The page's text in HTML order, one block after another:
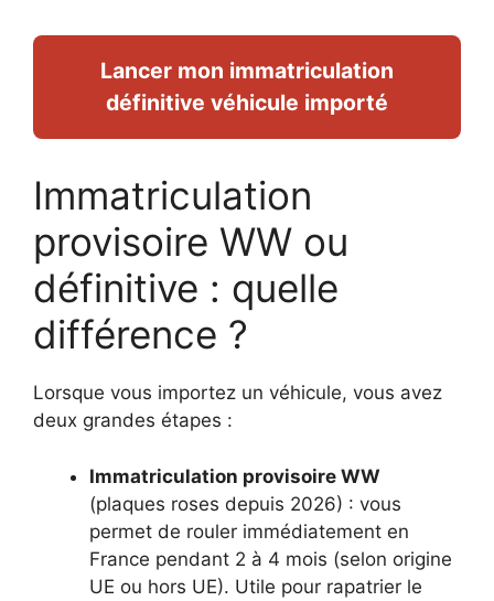
Lancer mon immatriculation
définitive véhicule importé
Immatriculation
provisoire WW ou
définitive : quelle
différence ?
Lorsque vous importez un véhicule, vous avez
deux grandes étapes :
Immatriculation provisoire WW
(plaques roses depuis 2026) : vous
permet de rouler immédiatement en
France pendant 2 à 4 mois (selon origine
UE ou hors UE). Utile pour rapatrier le